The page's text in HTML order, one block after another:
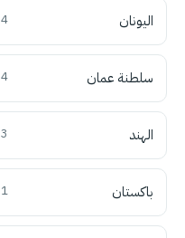
اليونان 4
سلطنة عمان 4
الهند 3
باكستان 1